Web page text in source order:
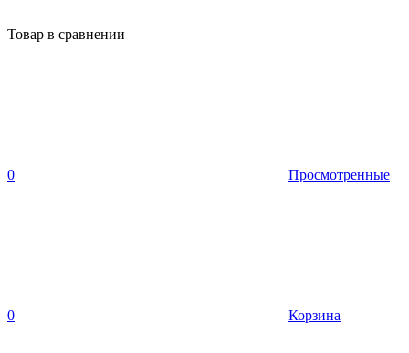
Товар в сравнении
0 Просмотренные
0 Корзина